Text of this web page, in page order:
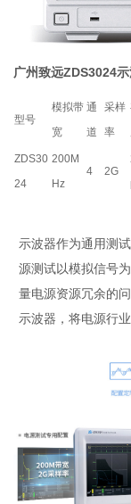
广州致远ZDS3024
型号
模拟带
宽
通
道
采样
率
ZDS30
24
200M
Hz
4 2G
示波器作为通用测
源测试以模拟信号
量电源资源冗余的
示波器，将电源行